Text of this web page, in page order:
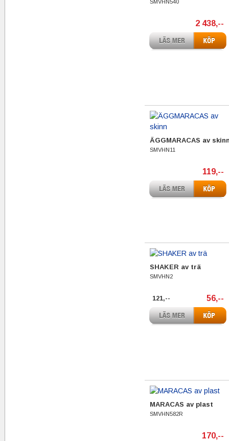
SMVHN540
2 438,--
ÄGGMARACAS av
SMVHN11
119,--
SHAKER av trä
SMVHN2
56,--
121,--
MARACAS av plast
SMVHN582R
170,--